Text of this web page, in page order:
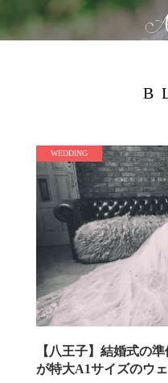
WEDDING
【八王子】結婚式の
が特大A1サイズのウ